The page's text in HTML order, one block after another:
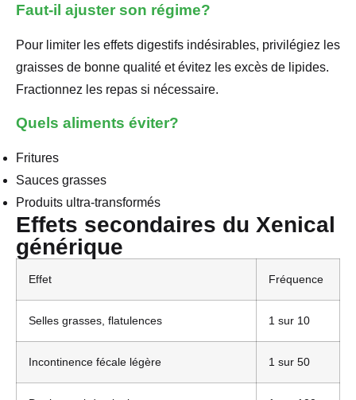
Faut-il ajuster son régime?
Pour limiter les effets digestifs indésirables, privilégiez les
graisses de bonne qualité et évitez les excès de lipides.
Fractionnez les repas si nécessaire.
Quels aliments éviter?
Fritures
Sauces grasses
Produits ultra-transformés
Effets secondaires du Xenical
générique
Effet Fréquence
Selles grasses, flatulences 1 sur 10
Incontinence fécale légère 1 sur 50